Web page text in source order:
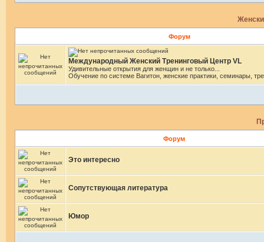
Форум
Международный Женский Тренинговый Центр VL
Удивительные открытия для женщин и не только...
Обучение по системе Вагитон, женские практики, семинары,
Форум
Это интересно
Сопутствующая литература
Юмор